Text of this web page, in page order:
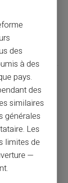
suivant
des
à des
pays.
des
similaires
générales
Les
limites de
—